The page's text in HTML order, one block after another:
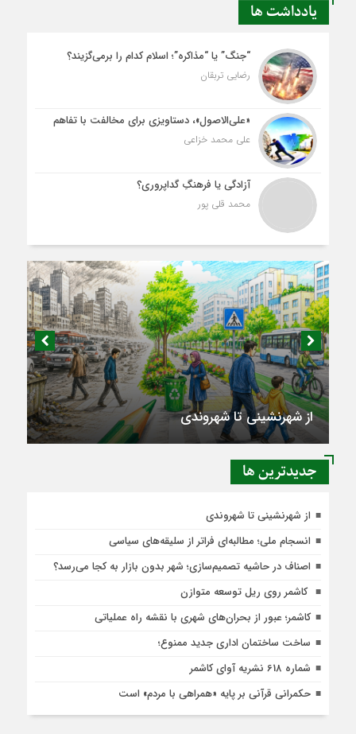
یادداشت ها
“جنگ” یا “مذاکره”؛ اسلام کدام را برمی‌گزیند؟
رضایی تربقان
«علی‌الاصول»، دستاویزی برای مخالفت با تفاهم
علی محمد خزاعی
آزادگی یا فرهنگِ گداپروری؟
محمد قلی پور
از شهرنشینی تا شهروندی
جديدترين ها
از شهرنشینی تا شهروندی
انسجام ملی؛ مطالبه‌ای فراتر از سلیقه‌های سیاسی
اصناف در حاشیه تصمیم‌سازی؛ شهر بدون بازار به کجا می‌رسد؟
کاشمر روی ریل توسعه متوازن
کاشمر؛ عبور از بحران‌های شهری با نقشه راه عملیاتی
ساخت ساختمان اداری جدید ممنوع؛
شماره 618 نشریه آوای کاشمر
حکمرانی قرآنی بر پایه «همراهی با مردم» است